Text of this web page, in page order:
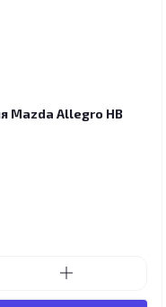
Mazda Allegro HB